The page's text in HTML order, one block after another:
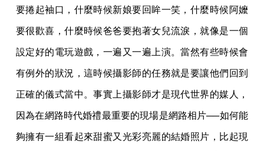
要捲起袖口，什麼時候新娘要回眸一笑，什麼時候阿嬤
要很歡喜，什麼時候爸爸要抱著女兒流淚，就像是一個
設定好的電玩遊戲，一遍又一遍上演。當然有些時候會
有例外的狀況，這時候攝影師的任務就是要讓他們回到
正確的儀式當中。事實上攝影師才是現代世界的媒人，
因為在網路時代婚禮最重要的現場是網路相片──如何能
夠擁有一組看起來甜蜜又光彩亮麗的結婚照片，比起現